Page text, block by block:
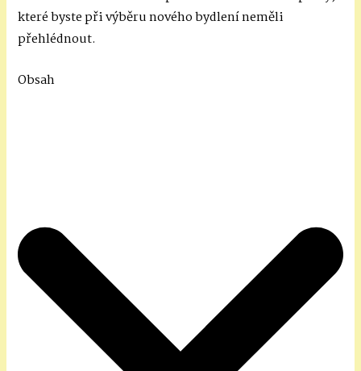
které byste při výběru nového bydlení neměli
přehlédnout.
Obsah